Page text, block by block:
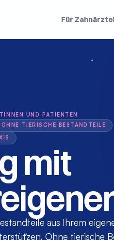
Für Zahnärzte
UND PATIENTEN
OHNE TIERISCHE BESTANDTEILE
mit
aus Ihrem
Ohne tierische